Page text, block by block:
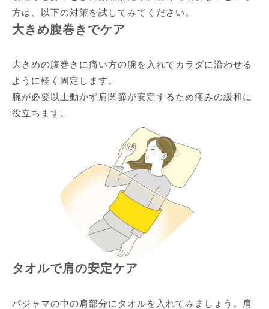
方は、以下の対策を試してみてください。
大きめ腹巻きでケア
大きめの腹巻きに痛い方の腕を入れてカラダに沿わせる
ように軽く固定します。
腕が必要以上動かず肩関節が安定するため痛みの緩和に
役立ちます。
タオルで肩の安定ケア
パジャマの中の肩部分にタオルを入れてみましょう。肩